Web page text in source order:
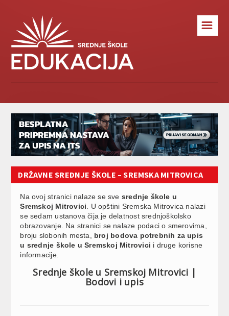
☰
DRŽAVNE SREDNJE ŠKOLE – SREMSKA MITROVICA
Na ovoj stranici nalaze se sve srednje škole u
Sremskoj Mitrovici . U opštini Sremska Mitrovica nalazi
se sedam ustanova čija je delatnost srednjoškolsko
obrazovanje. Na stranici se nalaze podaci o smerovima,
broju slobonih mesta, broj bodova potrebnih za upis
u srednje škole uSremskoj Mitrovici i druge korisne
informacije.
Srednje škole u Sremskoj Mitrovici |
Bodovi i upis